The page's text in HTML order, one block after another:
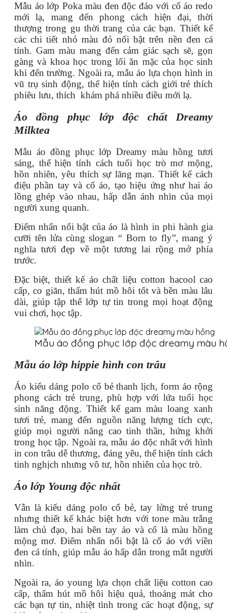
Mẫu áo lớp Poka màu đen độc đáo với cổ áo redo
mới lạ, mang đến phong cách hiện đại, thời
thượng trong gu thời trang của các bạn. Thiết kế
các chi tiết nhỏ màu đỏ nổi bật trên nền đen cá
tính. Gam màu mang đến cảm giác sạch sẽ, gọn
gàng và khoa học trong lối ăn mặc của học sinh
khi đến trường. Ngoài ra, mẫu áo lựa chọn hình in
vũ trụ sinh động, thể hiện tính cách giới trẻ thích
phiêu lưu, thích khám phá nhiều điều mới lạ.
Áo đồng phục lớp độc chất Dreamy
Milktea
Mẫu áo đồng phục lớp Dreamy màu hồng tươi
sáng, thể hiện tính cách tuổi học trò mơ mộng,
hồn nhiên, yêu thích sự lãng mạn. Thiết kế cách
điệu phần tay và cổ áo, tạo hiệu ứng như hai áo
lồng ghép vào nhau, hấp dẫn ánh nhìn của mọi
người xung quanh.
Điểm nhấn nổi bật của áo là hình in phi hành gia
cưỡi tên lửa cùng slogan “ Born to fly”, mang ý
nghĩa tươi đẹp về một tương lai rộng mở phía
trước.
Đặc biệt, thiết kế áo chất liệu cotton hacool cao
cấp, co giãn, thấm hút mồ hôi tốt và bền màu lâu
dài, giúp tập thể lớp tự tin trong mọi hoạt động
vui chơi, học tập.
Mẫu áo đồng phục lớp độc dreamy màu
Mẫu áo lớp hippie hình con trâu
Áo kiểu dáng polo cổ bẻ thanh lịch, form áo rộng
phong cách trẻ trung, phù hợp với lứa tuổi học
sinh năng động. Thiết kế gam màu loang xanh
tươi trẻ, mang đến nguồn năng lượng tích cực,
giúp mọi người nâng cao tinh thần, hứng khởi
trong học tập. Ngoài ra, mẫu áo độc nhất với hình
in con trâu dễ thương, đáng yêu, thể hiện tính cách
tinh nghịch nhưng vô tư, hồn nhiên của học trò.
Áo lớp Young độc nhất
Vẫn là kiểu dáng polo cổ bẻ, tay lửng trẻ trung
nhưng thiết kế khác biệt hơn với tone màu trắng
làm chủ đạo, hai bên tay áo và cổ là màu hồng
mộng mơ. Điểm nhấn nổi bật là cổ áo với viền
đen cá tính, giúp mẫu áo hấp dẫn trong mắt người
nhìn.
Ngoài ra, áo young lựa chọn chất liệu cotton cao
cấp, thấm hút mồ hôi hiệu quả, thoáng mát cho
các bạn tự tin, nhiệt tình trong các hoạt động, sự